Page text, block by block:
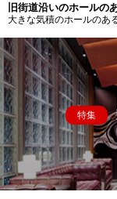
旧街道沿いのホールの
大きな気積のホールのあ
特集